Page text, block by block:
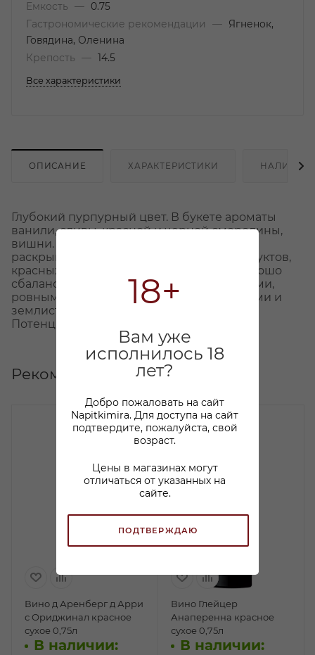
18+
Вам уже
исполнилось 18
лет?
Добро пожаловать на сайт
Napitkimira. Для доступа на сайт
подтвердите, пожалуйста, свой
возраст.
Цены в магазинах могут
отличаться от указанных на
сайте.
ПОДТВЕРЖДАЮ
Емкость
—
0.75
Гастрономические рекомендации
—
Ягненок,
Говядина, Оленина
Крепость
— 14.5
Все характеристики
ОПИСАНИЕ ХАРАКТЕРИСТИКИ НАЛИЧИЕ
Глубокий пурпурный цвет. В букете ароматы
ванили, сливы, красной и черной смородины,
вишни. Свежее и яркое, вино во вкусе
раскрывается нотами сладких темных фруктов,
красных ягод, сливы, фиалки, пионов. Хорошо
сбалансированное, элегантное, с плотными,
ровными танинами и пряными кофейными и
землистыми нюансами в послевкусии.
Потенциал хранения – 10 лет.
Рекомендуем
Вино д Аренберг д Арри
с Ориджинал красное
сухое 0,75л
В наличии:
Вино Глейцер
Анаперенна красное
сухое 0,75л
В наличии: